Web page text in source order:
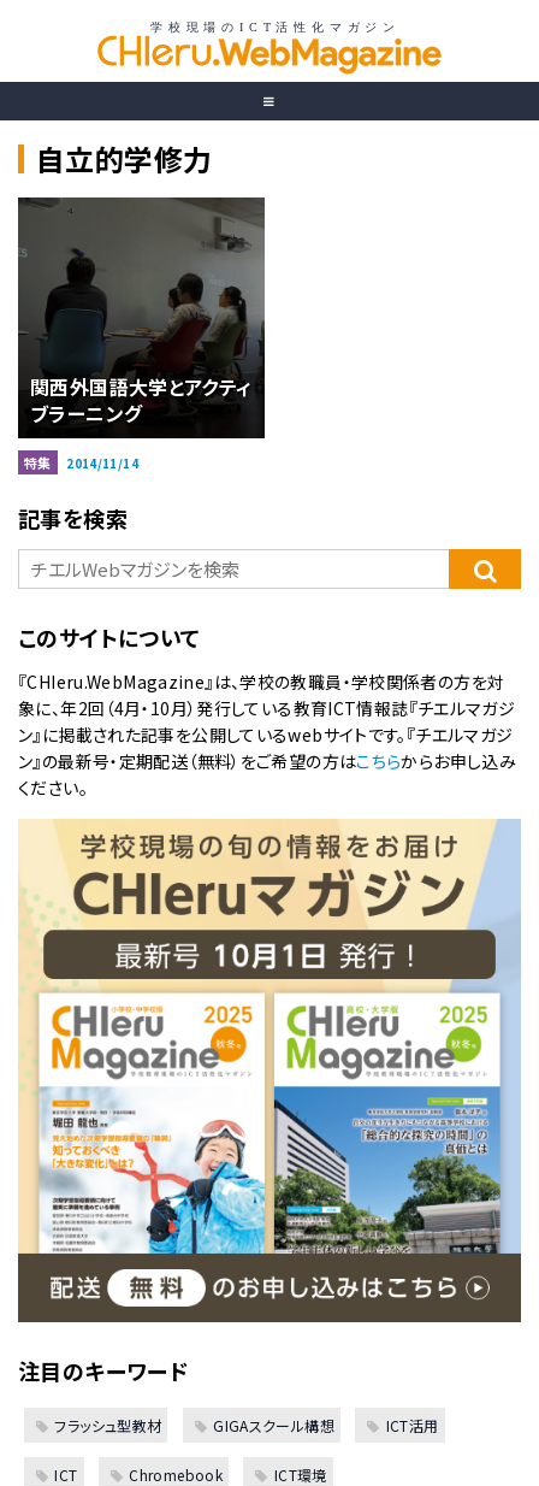
自立的学修力
関西外国語大学とアクティ
ブラーニング
特集 2014/11/14
記事を検索
このサイトについて
『CHIeru.WebMagazine』は、学校の教職員・学校関係者の方を対
象に、年2回（4月・10月）発行している教育ICT情報誌『チエルマガジ
ン』に掲載された記事を公開しているwebサイトです。『チエルマガジ
ン』の最新号・定期配送（無料）をご希望の方はこちらからお申し込み
ください。
注目のキーワード
フラッシュ型教材 GIGAスクール構想 ICT活用
ICT Chromebook ICT環境